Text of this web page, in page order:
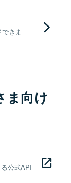
きま
ま向け
公式API